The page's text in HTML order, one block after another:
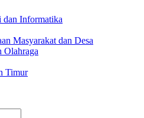
Informatika
Masyarakat dan Desa
Olahraga
Timur